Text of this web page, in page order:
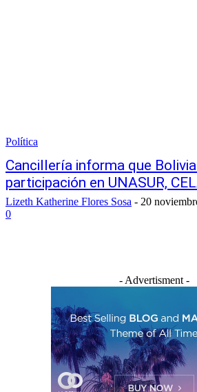
Política
Cancillería informa que
participación en UNASUR,
Lizeth Katherine Flores Sosa - 20
0
- Advertisment -